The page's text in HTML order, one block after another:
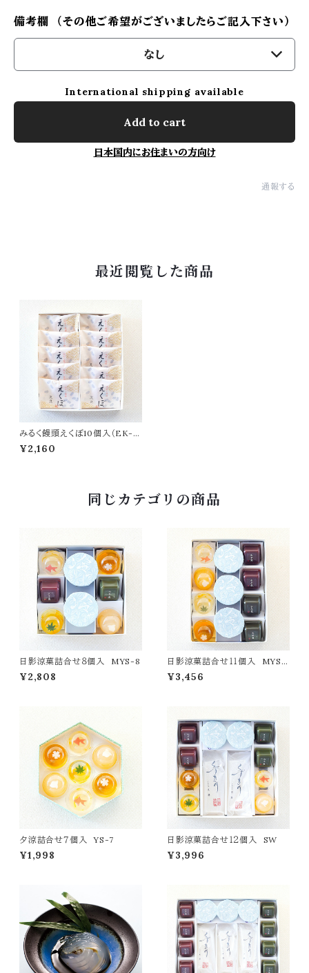
備考欄 （その他ご希望がございましたらご記入下さい）
なし
International shipping available
Add to cart
日本国内にお住まいの方向け
通報する
最近閲覧した商品
みるく饅頭えくぼ10個入（EK-1
0）
¥2,160
同じカテゴリの商品
日影涼菓詰合せ８個入 MYS-8
¥2,808
日影涼菓詰合せ１１個入 MYS-1
1¥3,456
夕涼詰合せ７個入 YS-7
¥1,998
日影涼菓詰合せ１２個入 SW
¥3,996